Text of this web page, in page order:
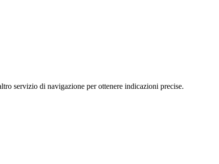
servizio di navigazione per ottenere indicazioni precise.